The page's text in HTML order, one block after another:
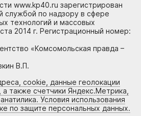
www.kp40.ru зарегистрирован
службой по надзору в сфере
технологий и массовых
2014 г. Регистрационный номер:
«Комсомольская правда –
В.П.
cookie, данные геолокации
а также счетчики Яндекс.Метрика,
Условия использования
по защите персональных данных.